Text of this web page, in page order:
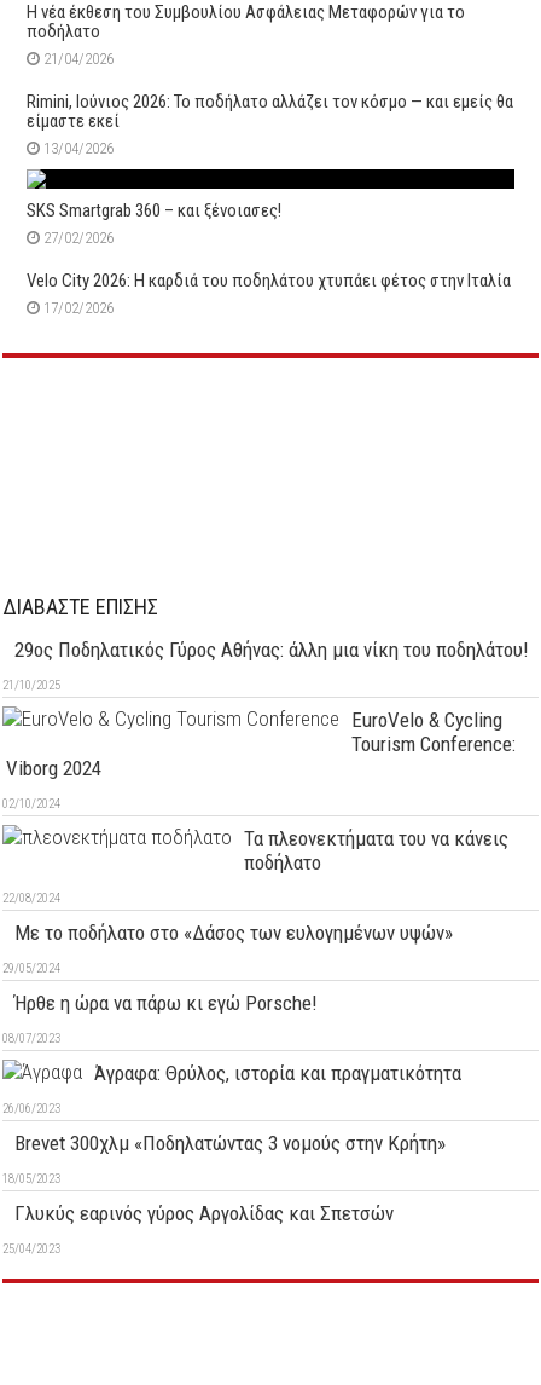
Η νέα έκθεση του Συμβουλίου Ασφάλειας Μεταφορών για το
ποδήλατο
21/04/2026
Rimini, Ιούνιος 2026: Το ποδήλατο αλλάζει τον κόσμο — και εμείς θα
είμαστε εκεί
13/04/2026
SKS Smartgrab 360 – και ξένοιασες!
27/02/2026
Velo City 2026: Η καρδιά του ποδηλάτου χτυπάει φέτος στην Ιταλία
17/02/2026
ΔΙΑΒΑΣΤΕ ΕΠΙΣΗΣ
29oς Ποδηλατικός Γύρος Αθήνας: άλλη μια νίκη του ποδηλάτου!
21/10/2025
EuroVelo & Cycling
Tourism Conference:
Viborg 2024
02/10/2024
Τα πλεονεκτήματα του να κάνεις
ποδήλατο
22/08/2024
Με το ποδήλατο στο «Δάσος των ευλογημένων υψών»
29/05/2024
Ήρθε η ώρα να πάρω κι εγώ Porsche!
08/07/2023
Άγραφα: Θρύλος, ιστορία και πραγματικότητα
26/06/2023
Brevet 300χλμ «Ποδηλατώντας 3 νομούς στην Κρήτη»
18/05/2023
Γλυκύς εαρινός γύρος Αργολίδας και Σπετσών
25/04/2023